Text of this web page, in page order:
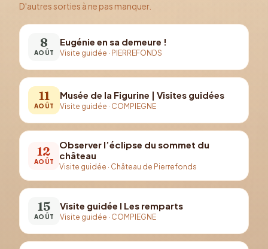
D'autres sorties à ne pas manquer.
8
AOÛT
Eugénie en sa demeure !
Visite guidée · PIERREFONDS
11
AOÛT
Musée de la Figurine | Visites guidées
Visite guidée · COMPIEGNE
12
AOÛT
Observer l’éclipse du sommet du
château
Visite guidée · Château de Pierrefonds
15
AOÛT
Visite guidée I Les remparts
Visite guidée · COMPIEGNE